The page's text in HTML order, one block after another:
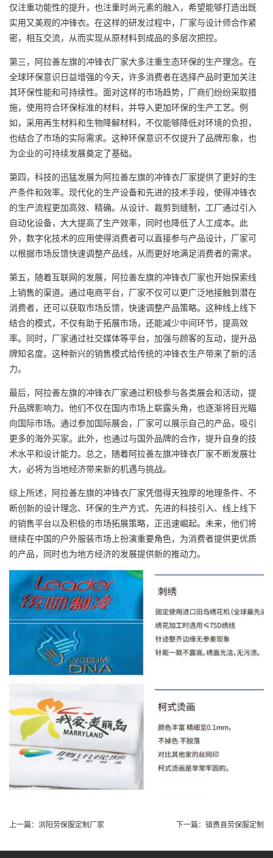
仅注重功能性的提升，也注重时尚元素的融入，希望能够打造出既
实用又美观的冲锋衣。在这样的研发过程中，厂家与设计师合作紧
密，相互交流，从而实现从原材料到成品的多层次把控。
第三，阿拉善左旗的冲锋衣厂家大多注重生态环保的生产理念。在
全球环保意识日益增强的今天，许多消费者在选择产品时更加关注
其环保性能和可持续性。面对这样的市场趋势，厂商们纷纷采取措
施，使用符合环保标准的材料，并导入更加环保的生产工艺。例
如，采用再生材料和生物降解材料，不仅能够降低对环境的负担，
也结合了市场的实际需求。这种环保意识不仅提升了品牌形象，也
为企业的可持续发展奠定了基础。
第四，科技的迅猛发展为阿拉善左旗的冲锋衣厂家提供了更好的生
产条件和效率。现代化的生产设备和先进的技术手段，使得冲锋衣
的生产流程更加高效、精确。从设计、裁剪到缝制，工厂通过引入
自动化设备，大大提高了生产效率，同时也降低了人工成本。此
外，数字化技术的应用使得消费者可以直接参与产品设计，厂家可
以根据市场反馈快速调整产品线，从而更好地满足消费者的需求。
第五，随着互联网的发展，阿拉善左旗的冲锋衣厂家也开始探索线
上销售的渠道。通过电商平台，厂家不仅可以更广泛地接触到潜在
消费者，还可以获取市场反馈，快速调整产品策略。这种线上线下
结合的模式，不仅有助于拓展市场，还能减少中间环节，提高效
率。同时，厂家通过社交媒体等平台，加强与顾客的互动，提升品
牌知名度。这种新兴的销售模式给传统的冲锋衣生产带来了新的活
力。
最后，阿拉善左旗的冲锋衣厂家通过积极参与各类展会和活动，提
升品牌影响力。他们不仅在国内市场上崭露头角，也逐渐将目光瞄
向国际市场。通过参加国际展会，厂家可以展示自己的产品，吸引
更多的海外买家。此外，也通过与国外品牌的合作，提升自身的技
术水平和设计能力。总之，随着阿拉善左旗冲锋衣厂家不断发展壮
大，必将为当地经济带来新的机遇与挑战。
综上所述，阿拉善左旗的冲锋衣厂家凭借得天独厚的地理条件、不
断创新的设计理念、环保的生产方式、先进的科技引入、线上线下
的销售平台以及积极的市场拓展策略，正迅速崛起。未来，他们将
继续在中国的户外服装市场上扮演重要角色，为消费者提供更优质
的产品，同时也为地方经济的发展提供新的推动力。
上一篇： 浏阳劳保服定制厂家 下一篇： 镇赉县劳保服定制